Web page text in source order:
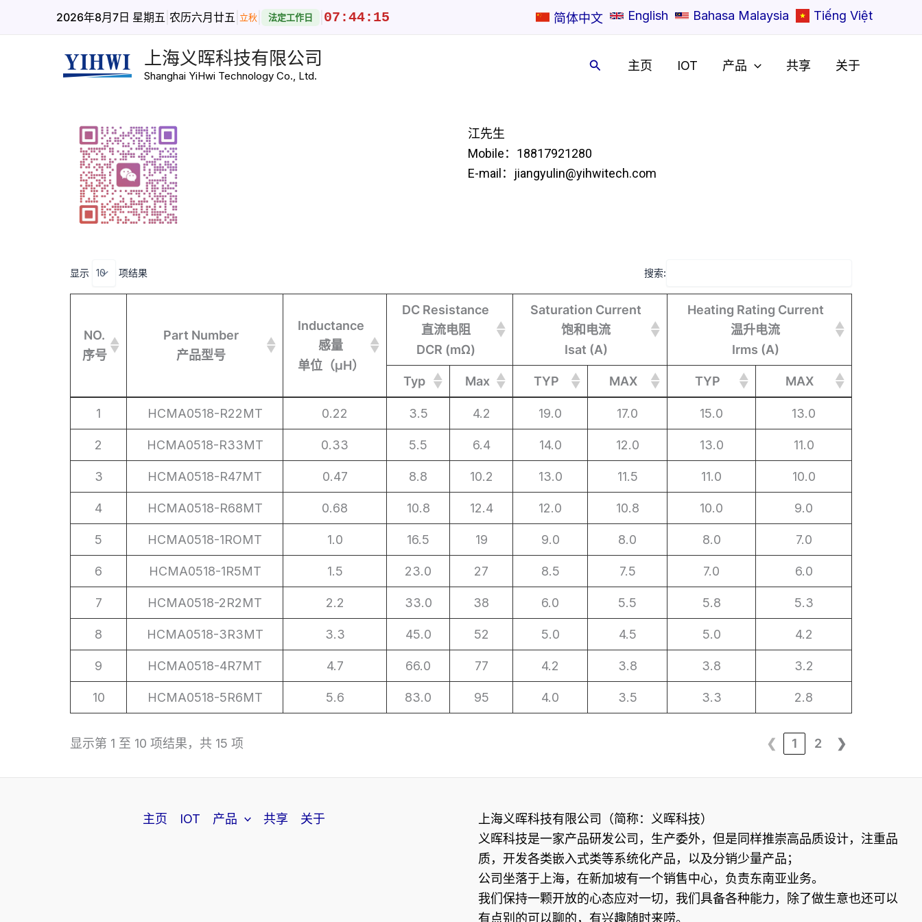
2026年8月7日 星期五 农历六月廿五 立秋 法定工作日 07:44:15 简体中文 English Bahasa Malaysia Tiếng Việt
上海义晖科技有限公司
Shanghai YiHwi Technology Co., Ltd.
搜
主页 IOT 产品 共享 关于
江先生
Mobile：18817921280
E-mail：jiangyulin@yihwitech.com
显示 项结果 搜索:
NO.
序号
Part Number
产品型号
Inductance
感量
单位（μH）
DC Resistance
直流电阻
DCR (mΩ)
Saturation Current
饱和电流
Isat (A)
Heating Rating Current
温升电流
Irms (A)
Typ Max TYP MAX TYP
MAX
NO.
序号
Part Number
产品型号
Inductance
感量
单位（μH）
DC Resistance
直流电阻
DCR (mΩ)
Saturation Current
饱和电流
Heating Rating Current
温升电流
Typ Max TYP MAX TYP MAX
1 HCMA0518-R22MT 0.22 3.5 4.2 19.0 17.0 15.0 13.0
2 HCMA0518-R33MT 0.33 5.5 6.4 14.0 12.0 13.0 11.0
3 HCMA0518-R47MT 0.47 8.8 10.2 13.0 11.5 11.0 10.0
4 HCMA0518-R68MT 0.68 10.8 12.4 12.0 10.8 10.0 9.0
5 HCMA0518-1ROMT 1.0 16.5 19 9.0 8.0 8.0 7.0
6 HCMA0518-1R5MT 1.5 23.0 27 8.5 7.5 7.0 6.0
7 HCMA0518-2R2MT 2.2 33.0 38 6.0 5.5 5.8 5.3
8 HCMA0518-3R3MT 3.3 45.0 52 5.0 4.5 5.0 4.2
9 HCMA0518-4R7MT 4.7 66.0 77 4.2 3.8 3.8 3.2
10 HCMA0518-5R6MT 5.6 83.0 95 4.0 3.5 3.3 2.8
显示第 1 至 10 项结果，共 15 项 ❮ 1 2 ❯
主页 IOT 产品 共享 关于
上海义晖科技有限公司（简称：义晖科技）
义晖科技是一家产品研发公司，生产委外，但是同样推崇高品质设计，注重品
质，开发各类嵌入式类等系统化产品，以及分销少量产品；
公司坐落于上海，在新加坡有一个销售中心，负责东南亚业务。
我们保持一颗开放的心态应对一切，我们具备各种能力，除了做生意也还可以
有点别的可以聊的，有兴趣随时来唠。